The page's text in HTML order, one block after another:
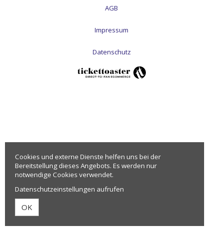
AGB
Impressum
Datenschutz
Cookies und externe Dienste helfen uns bei der
Bereitstellung dieses Angebots. Es werden nur
notwendige Cookies verwendet.
Datenschutzeinstellungen aufrufen
OK